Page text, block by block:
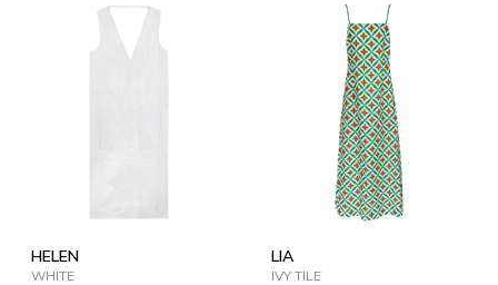
HELEN
WHITE
LIA
IVY TILE